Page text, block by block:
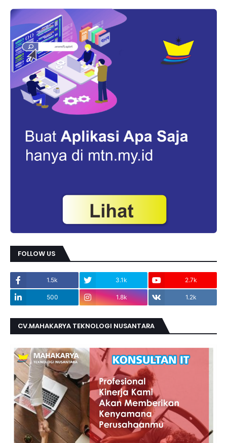
FOLLOW US
1.5k 3.1k 2.7k
500 1.8k 1.2k
CV.MAHAKARYA TEKNOLOGI NUSANTARA